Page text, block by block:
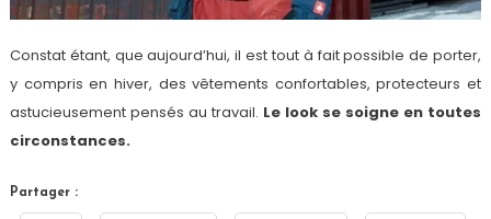
Constat étant, que aujourd’hui, il est tout à fait possible de porter,
y compris en hiver, des vêtements confortables, protecteurs et
astucieusement pensés au travail. Le look se soigne en toutes
circonstances.
Partager :